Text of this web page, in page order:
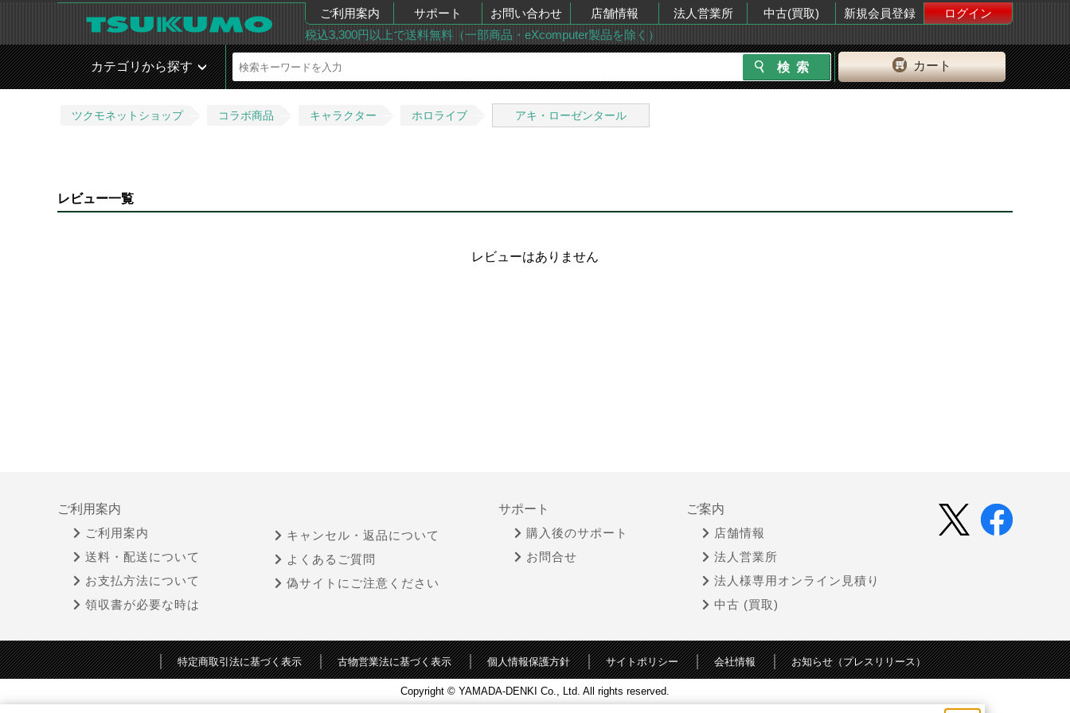
ご利用案内 サポート お問い合わせ 店舗情報 法人営業所 中古(買取) 新規会員登録
ログイン
税込3,300円以上で送料無料（一部商品・eXcomputer製品を除く）
カート
カテゴリから探す
ツクモネットショップ コラボ商品 キャラクター ホロライブ アキ・ローゼンタール
レビュー一覧
レビューはありません
ご利用案内
ご利用案内
送料・配送について
お支払方法について
領収書が必要な時は
キャンセル・返品について
よくあるご質問
偽サイトにご注意ください
サポート
購入後のサポート
お問合せ
ご案内
店舗情報
法人営業所
法人様専用オンライン見積り
中古 (買取)
特定商取引法に基づく表示 古物営業法に基づく表示 個人情報保護方針 サイトポリシー 会社情報 お知らせ（プレスリリース）
Copyright © YAMADA-DENKI Co., Ltd. All rights reserved.